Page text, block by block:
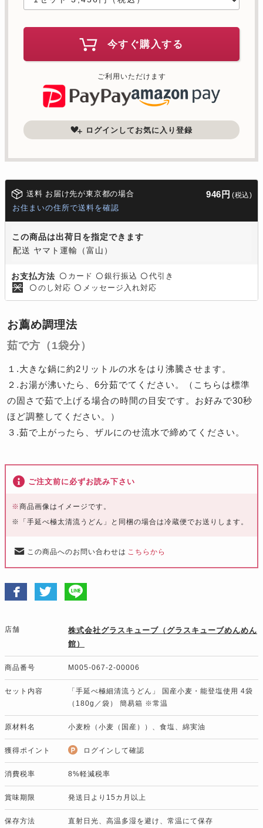
今すぐ購入する
ご利用いただけます
ログインしてお気に入り登録
送料 お届け先が東京都の場合 946円 (税込)
お住まいの住所で送料を確認
この商品は出荷日を指定できます
配送 ヤマト運輸（富山）
お支払方法 〇 カード 〇 銀行振込 〇 代引き
〇 のし対応 〇 メッセージ入れ対応
お薦め調理法
茹で方（1袋分）
１.大きな鍋に約2リットルの水をはり沸騰させます。
２.お湯が沸いたら、6分茹でてください。（こちらは標準
の固さで茹で上げる場合の時間の目安です。お好みで30秒
ほど調整してください。）
３.茹で上がったら、ザルにのせ流水で締めてください。
ご注文前に必ずお読み下さい
※商品画像はイメージです。
※「手延べ極太清流うどん」と同梱の場合は冷蔵便でお送りします。
この商品へのお問い合わせは こちらから
店舗
株式会社グラスキューブ（グラスキューブめんめん
館）
商品番号 M005-067-2-00006
セット内容
「手延べ極細清流うどん」 国産小麦・能登塩使用 4袋
（180g／袋） 簡易箱 ※常温
原材料名 小麦粉（小麦（国産））、食塩、綿実油
獲得ポイント ログインして確認
消費税率 8%軽減税率
賞味期限 発送日より15カ月以上
保存方法 直射日光、高温多湿を避け、常温にて保存